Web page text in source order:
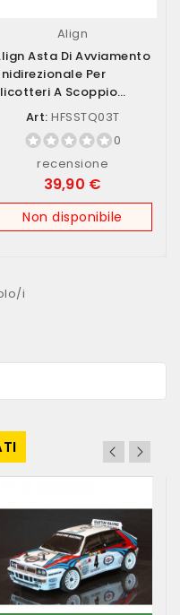
Align
Asta Di Avviamento
Per
A Scoppio
(art....Art: HFSSTQ03T
0
recensione
39,90 €
Non disponibile
i